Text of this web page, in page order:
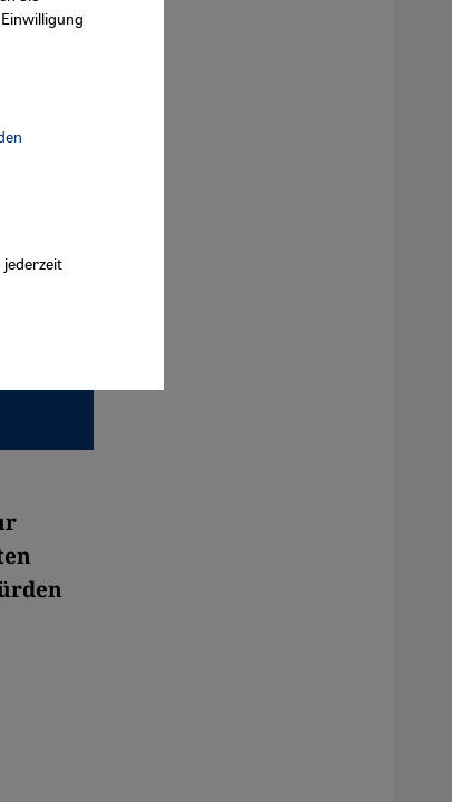
Einwilligung
Google Maps Embed, Google Tag Manager, Instagram Embed,
jederzeit